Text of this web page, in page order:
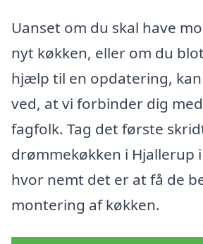
Uanset om du skal have
nyt køkken, eller om du
hjælp til en opdatering,
ved, at vi forbinder dig
fagfolk. Tag det første
drømmekøkken i Hjallerup
hvor nemt det er at få de
montering af køkken.